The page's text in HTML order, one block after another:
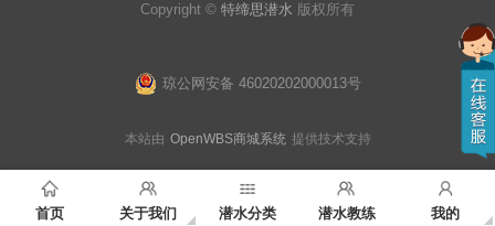
首页 关于我们 潜水分类 潜水教练 我的
Copyright © 特缔思潜水 版权所有
琼公网安备 46020202000013号
本站由 OpenWBS商城系统 提供技术支持